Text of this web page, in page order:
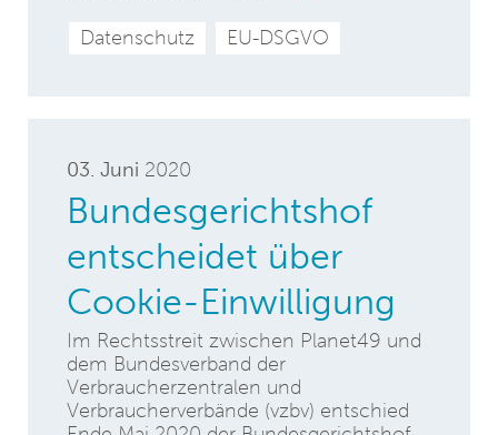
Datenschutz EU-DSGVO
03. Juni 2020
Bundesgerichtshof
entscheidet über
Cookie-Einwilligung
Im Rechtsstreit zwischen Planet49 und
dem Bundesverband der
Verbraucherzentralen und
Verbraucherverbände (vzbv) entschied